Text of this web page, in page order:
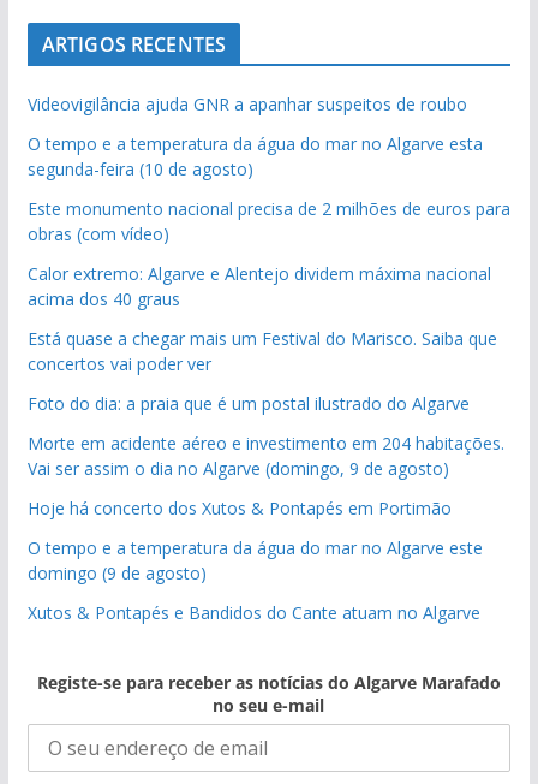
ARTIGOS RECENTES
Videovigilância ajuda GNR a apanhar suspeitos de roubo
O tempo e a temperatura da água do mar no Algarve esta
segunda-feira (10 de agosto)
Este monumento nacional precisa de 2 milhões de euros para
obras (com vídeo)
Calor extremo: Algarve e Alentejo dividem máxima nacional
acima dos 40 graus
Está quase a chegar mais um Festival do Marisco. Saiba que
concertos vai poder ver
Foto do dia: a praia que é um postal ilustrado do Algarve
Morte em acidente aéreo e investimento em 204 habitações.
Vai ser assim o dia no Algarve (domingo, 9 de agosto)
Hoje há concerto dos Xutos & Pontapés em Portimão
O tempo e a temperatura da água do mar no Algarve este
domingo (9 de agosto)
Xutos & Pontapés e Bandidos do Cante atuam no Algarve
Registe-se para receber as notícias do Algarve Marafado
no seu e-mail